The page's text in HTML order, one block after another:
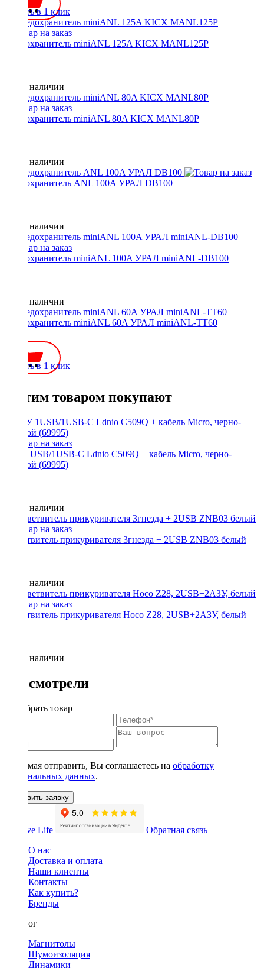
Купить в 1 клик
Предохранитель miniANL 125A KICX MANL125P
Нет в наличии
Предохранитель miniANL 80A KICX MANL80P
Нет в наличии
Предохранитель ANL 100A УРАЛ DB100
Нет в наличии
Предохранитель miniANL 100A УРАЛ miniANL-DB100
Нет в наличии
Предохранитель miniANL 60A УРАЛ miniANL-TT60
Купить в 1 клик
С этим товаром покупают
АЗУ 1USB/1USB-C Ldnio C509Q + кабель Micro, черно-
золотой (69995)
Нет в наличии
Разветвитель прикуривателя 3гнезда + 2USB ZNB03 белый
Нет в наличии
Разветвитель прикуривателя Hoco Z28, 2USB+2АЗУ, белый
Нет в наличии
Вы смотрели
Подобрать товар
Нажимая отправить, Вы соглашаетесь на обработку
персональных данных.
Оставить заявку
Обратная связь
О нас
Доставка и оплата
Наши клиенты
Контакты
Как купить?
Бренды
Каталог
Магнитолы
Шумоизоляция
Динамики